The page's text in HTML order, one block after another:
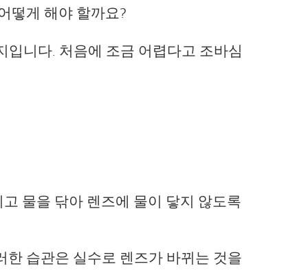
떻게 해야 할까요?
니다. 처음에 조금 어렵다고 조바심
물을 닦아 렌즈에 물이 닿지 않도록
습관은 실수로 렌즈가 바뀌는 것을